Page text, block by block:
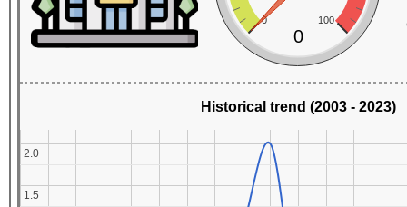
0 100
0
Historical trend (2003 - 2023)
1.5
1.5
2.0
2.0